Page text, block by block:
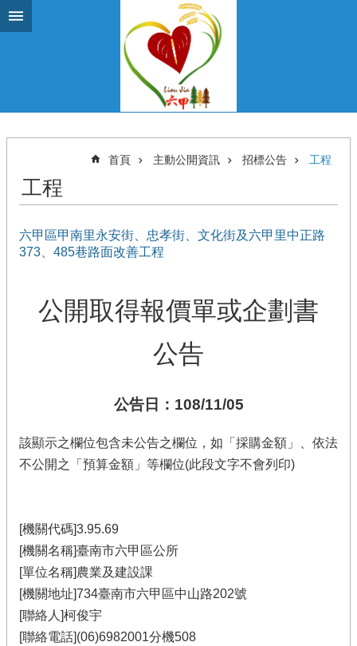
跳到主要內容區塊
首頁 主動公開資訊 招標公告 工程
工程
六甲區甲南里永安街、忠孝街、文化街及六甲里中正路
373、485巷路面改善工程
公開取得報價單或企劃書
公告
公告日：108/11/05
該顯示之欄位包含未公告之欄位，如「採購金額」、依法
不公開之「預算金額」等欄位(此段文字不會列印)
[機關代碼]3.95.69
[機關名稱]臺南市六甲區公所
[單位名稱]農業及建設課
[機關地址]734臺南市六甲區中山路202號
[聯絡人]柯俊宇
[聯絡電話](06)6982001分機508